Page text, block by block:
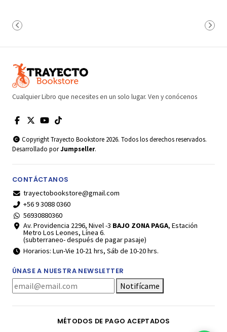
Cualquier Libro que necesites en un solo lugar. Ven y conócenos
Copyright Trayecto Bookstore 2026. Todos los derechos reservados.
Desarrollado porJumpseller.
CONTÁCTANOS
trayectobookstore@gmail.com
+56 9 3088 0360
56930880360
Av. Providencia 2296, Nivel -3 BAJO ZONA PAGA, Estación
Metro Los Leones, Línea 6.
(subterraneo- después de pagar pasaje)
Horarios: Lun-Vie 10-21 hrs, Sáb de 10-20 hrs.
ÚNASE A NUESTRA NEWSLETTER
Notifícame
MÉTODOS DE PAGO ACEPTADOS